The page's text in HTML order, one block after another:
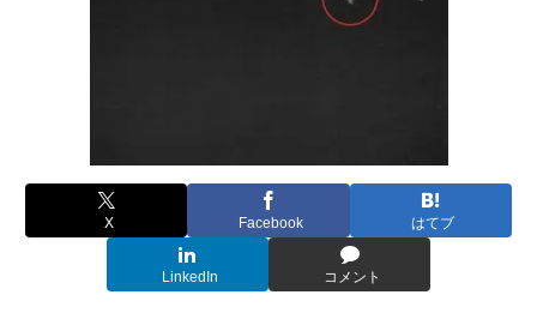
X Facebook はてブ
LinkedIn コメント